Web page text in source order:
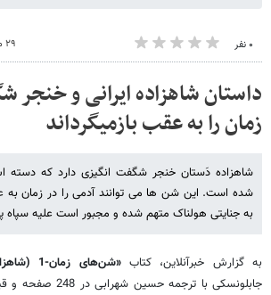
۰ نفر ۲۹ مهر ۱۳۹۰ - ۱۱:۳۶
داستان شاهزاده ایرانی و خنجر
زمان را به عقب بازمی​گرداند
شاهزاده دَستان خنجر شگفت انگیزی دارد که
شده است. این شن ها می توانند آدمی را در زمان به
به جنایتی هولناک متهم شده و مجبور است علیه
به گزارش خبرآنلاین، کتاب«شن‌های زمان-1 (شاهزاده ایرانی)»